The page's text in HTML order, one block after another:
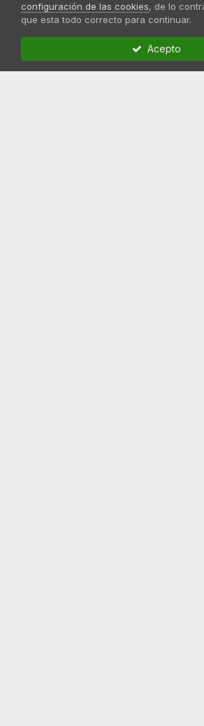
configuración de las cookies, de lo
que esta todo correcto para continuar.
Acepto